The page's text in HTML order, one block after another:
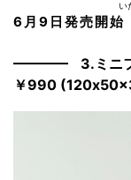
い
6月9日発売開始
3.ミニ
￥990